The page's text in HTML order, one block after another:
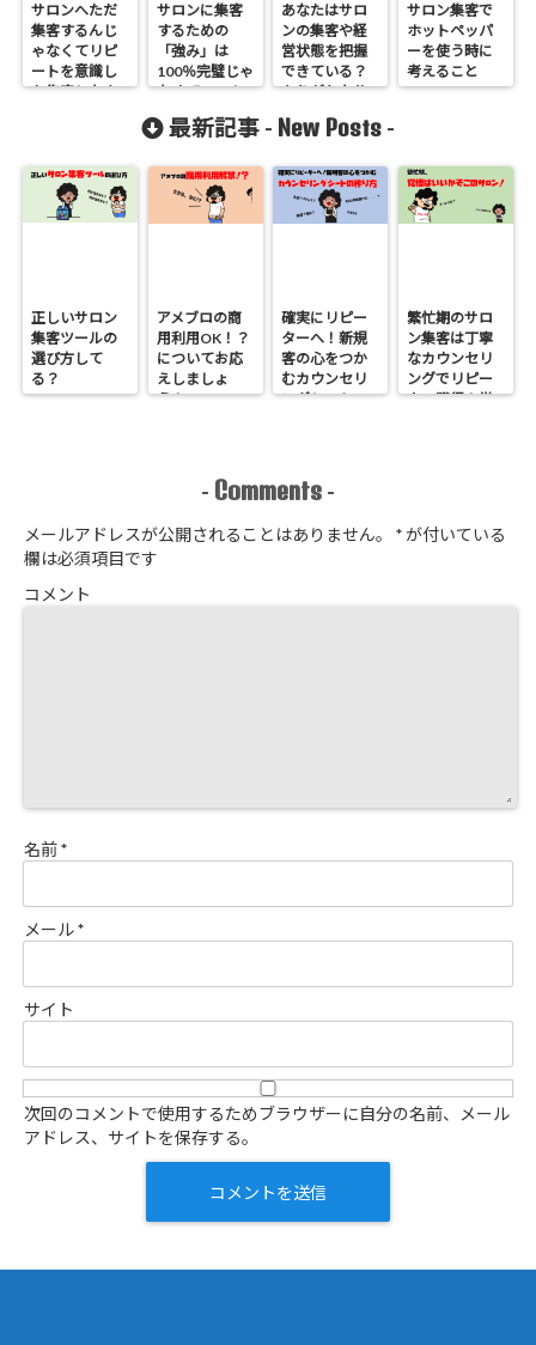
サロンへただ
集客するんじ
ゃなくてリピ
ートを意識し
た集客しなき
サロンに集客
するための
「強み」は
100％完璧じゃ
なくていいん
だぜ！
あなたはサロ
ンの集客や経
営状態を把握
できている？
ありがちな分
サロン集客で
ホットペッパ
ーを使う時に
考えること
最新記事 - New Posts -
正しいサロン
集客ツールの
選び方して
る？
アメブロの商
用利用OK！？
についてお応
えしましょ
う！
確実にリピー
ターへ！新規
客の心をつか
むカウンセリ
ングシートの
繁忙期のサロ
ン集客は丁寧
なカウンセリ
ングでリピー
ター獲得！覚
- Comments -
メールアドレスが公開されることはありません。 *が付いている
欄は必須項目です
コメント
名前*
メール*
サイト
次回のコメントで使用するためブラウザーに自分の名前、メール
アドレス、サイトを保存する。